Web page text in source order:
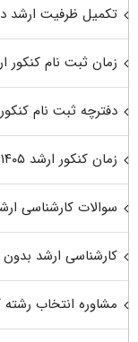
تکمیل ظرفیت ارشد
زمان ثبت نام کنکور ارشد
دفترچه ثبت نام کنکور
زمان کنکور ارشد ۱۴۰۵
سوالات کارشناسی
کارشناسی ارشد
مشاوره انتخاب